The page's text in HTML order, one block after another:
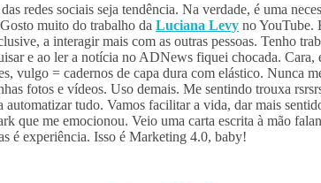
redes sociais seja tendência. Na verdade, é uma
muito do trabalho da Luciana Levy no YouTube.
a interagir mais com as outras pessoas. Tenho
e ao ler a notícia no ADNews fiquei chocada. Cara,
vulgo = cadernos de capa dura com elástico. Nunca
fotos e vídeos. Uso demais. Me sentindo trouxa
tudo. Vamos facilitar a vida, dar mais
que me emocionou. Veio uma carta escrita à mão
é experiência. Isso é Marketing 4.0, baby!